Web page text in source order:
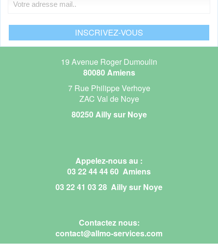
19 Avenue Roger Dumoulin
80080 Amiens
7 Rue Philippe Verhoye
ZAC Val de Noye
80250 Ailly sur Noye
Appelez-nous au :
03 22 44 44 60 Amiens
03 22 41 03 28 Ailly sur Noye
Contactez nous:
contact@allmo-services.com